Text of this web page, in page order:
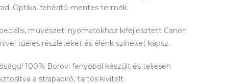
Optikai fehérítő-mentes termék.
művészeti nyomatokhoz kifejlesztett Canon
tűéles részleteket és élénk színeket kapsz.
100% Borovi fenyőből készült és teljesen
a strapabíró, tartós kivitelt.